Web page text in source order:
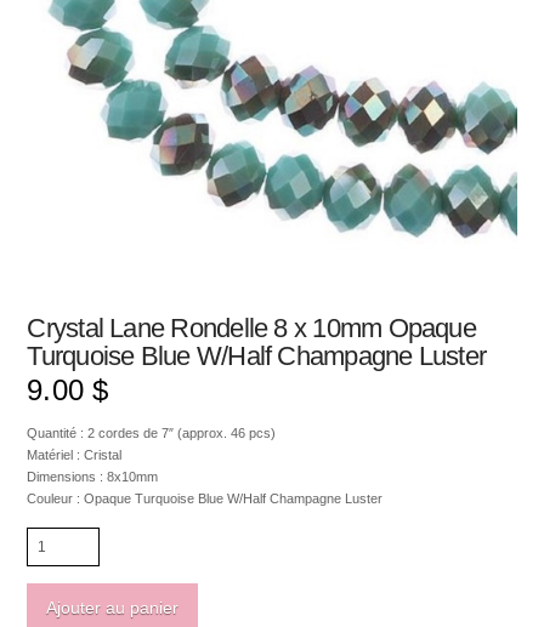
Crystal Lane Rondelle 8 x 10mm Opaque
Turquoise Blue W/Half Champagne Luster
9.00 $
Quantité : 2 cordes de 7″ (approx. 46 pcs)
Matériel : Cristal
Dimensions : 8x10mm
Couleur : Opaque Turquoise Blue W/Half Champagne Luster
Crystal
LaneAjouter au panier